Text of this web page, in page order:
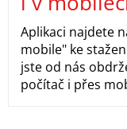
Aplikaci najdete
mobile" ke
jste od nás
počítač i přes